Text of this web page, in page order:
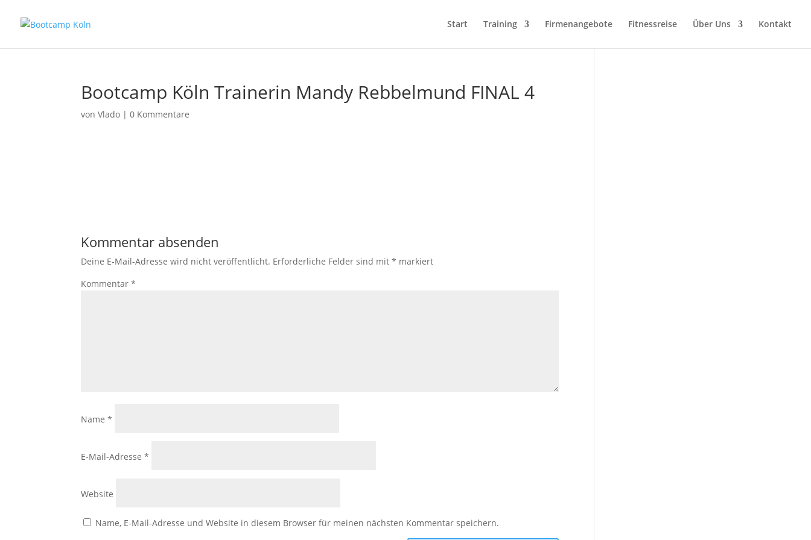
Start Training Firmenangebote Fitnessreise Über Uns Kontakt
Bootcamp Köln Trainerin Mandy Rebbelmund FINAL 4
vonVlado |0 Kommentare
Kommentar absenden
Deine E-Mail-Adresse wird nicht veröffentlicht. Erforderliche Felder sind mit* markiert
Kommentar*
Name*
E-Mail-Adresse*
Website
Name, E-Mail-Adresse und Website in diesem Browser für meinen nächsten Kommentar speichern.